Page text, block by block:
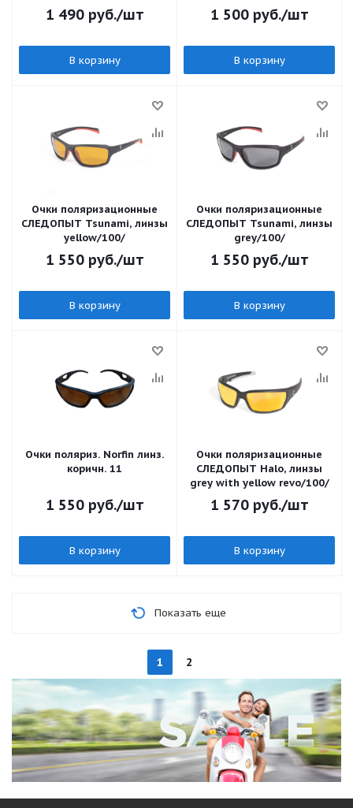
1 490руб./шт
В корзину
1 500руб./шт
В корзину
Очки поляризационные
СЛЕДОПЫТ Tsunami, линзы
yellow/100/
1 550руб./шт
В корзину
Очки поляризационные
СЛЕДОПЫТ Tsunami, линзы
grey/100/
1 550руб./шт
В корзину
Очки поляриз. Norfin линз.
коричн. 11
1 550руб./шт
В корзину
Очки поляризационные
СЛЕДОПЫТ Halo, линзы
grey with yellow revo/100/
1 570руб./шт
В корзину
Показать еще
1 2